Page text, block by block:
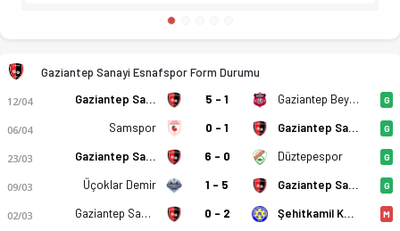
Sanayi Esnafspor - Nurdağı Belediyespor 4-1 bitti. Gol
Gaziantep Sanayi Esnafspor Form Durumu
12/04 Gaziantep Sanayi Esnafspor 5 - 1 Gaziantep Beykentgücü G
06/04 Samspor 0 - 1 Gaziantep Sanayi Esnafspor G
23/03 Gaziantep Sanayi Esnafspor 6 - 0 Düztepespor G
09/03 Üçoklar Demir 1 - 5 Gaziantep Sanayi Esnafspor G
02/03 Gaziantep Sanayi Esnafspor 0 - 2 Şehitkamil Karşıyaka M